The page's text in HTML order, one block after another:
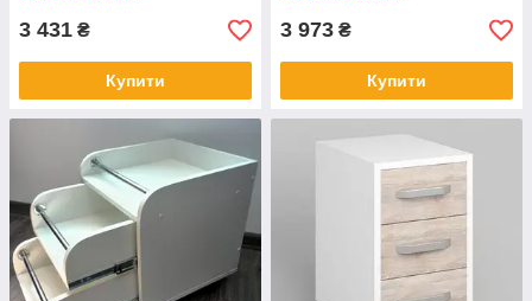
3 431 ₴
Купити
3 973 ₴
Купити